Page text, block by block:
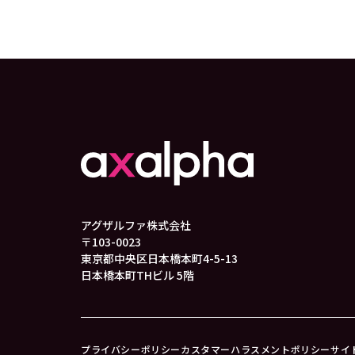
アグザルファ株式会社
〒103-0023
東京都中央区日本橋本町4-5-13
日本橋本町THビル 5階
プライバシーポリシーカスタマーハラスメントポリシーサイ